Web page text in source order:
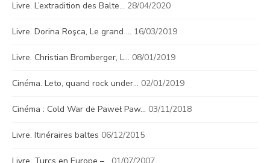
Livre. L’extradition des Balte… 28/04/2020
Livre. Dorina Roşca, Le grand … 16/03/2019
Livre. Christian Bromberger, L… 08/01/2019
Cinéma. Leto, quand rock under… 02/01/2019
Cinéma : Cold War de Paweł Paw… 03/11/2018
Livre. Itinéraires baltes 06/12/2015